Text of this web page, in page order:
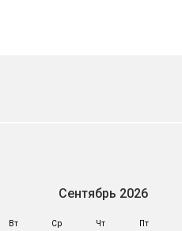
Сентябрь 2026
Вт Ср Чт Пт